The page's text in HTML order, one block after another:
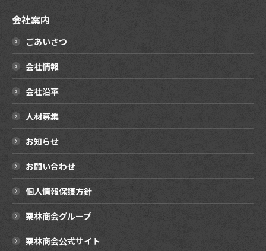
会社案内
ごあいさつ
会社情報
会社沿革
人材募集
お知らせ
お問い合わせ
個人情報保護方針
栗林商会グループ
栗林商会公式サイト